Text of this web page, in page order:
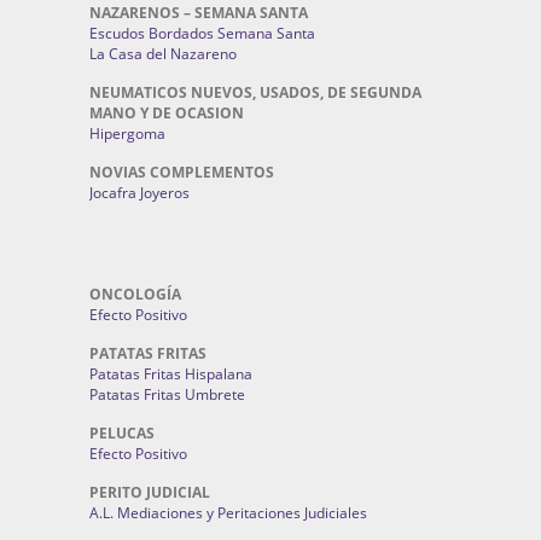
NAZARENOS – SEMANA SANTA
Escudos Bordados Semana Santa
La Casa del Nazareno
NEUMATICOS NUEVOS, USADOS, DE SEGUNDA
MANO Y DE OCASION
Hipergoma
NOVIAS COMPLEMENTOS
Jocafra Joyeros
ONCOLOGÍA
Efecto Positivo
PATATAS FRITAS
Patatas Fritas Hispalana
Patatas Fritas Umbrete
PELUCAS
Efecto Positivo
PERITO JUDICIAL
A.L. Mediaciones y Peritaciones Judiciales